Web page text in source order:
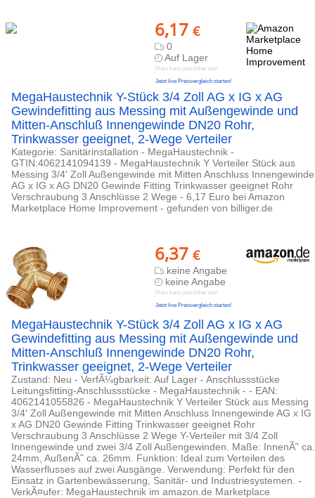
6,17 €
0
Auf Lager
Preis kann jetzt höher sein
Jetzt live Preisvergleich starten!
MegaHaustechnik Y-Stück 3/4 Zoll AG x IG x AG
Gewindefitting aus Messing mit Außengewinde und
Mitten-Anschluß Innengewinde DN20 Rohr,
Trinkwasser geeignet, 2-Wege Verteiler
Kategorie: Sanitärinstallation - MegaHaustechnik -
GTIN:4062141094139 - MegaHaustechnik Y Verteiler Stück aus
Messing 3/4' Zoll Außengewinde mit Mitten Anschluss Innengewinde
AG x IG x AG DN20 Gewinde Fitting Trinkwasser geeignet Rohr
Verschraubung 3 Anschlüsse 2 Wege - 6,17 Euro bei Amazon
Marketplace Home Improvement - gefunden von billiger.de
6,37 €
keine Angabe
keine Angabe
Preis kann jetzt höher sein
Jetzt live Preisvergleich starten!
MegaHaustechnik Y-Stück 3/4 Zoll AG x IG x AG
Gewindefitting aus Messing mit Außengewinde und
Mitten-Anschluß Innengewinde DN20 Rohr,
Trinkwasser geeignet, 2-Wege Verteiler
Zustand: Neu - VerfÃ¼gbarkeit: Auf Lager - Anschlussstücke
Leitungsfitting-Anschlussstücke - MegaHaustechnik - - EAN:
4062141055826 - MegaHaustechnik Y Verteiler Stück aus Messing
3/4' Zoll Außengewinde mit Mitten Anschluss Innengewinde AG x IG
x AG DN20 Gewinde Fitting Trinkwasser geeignet Rohr
Verschraubung 3 Anschlüsse 2 Wege Y-Verteiler mit 3/4 Zoll
Innengewinde und zwei 3/4 Zoll Außengewinden. Maße: InnenÃ˜ ca.
24mm, AußenÃ˜ ca. 26mm. Funktion: Ideal zum Verteilen des
Wasserflusses auf zwei Ausgänge. Verwendung: Perfekt für den
Einsatz in Gartenbewässerung, Sanitär- und Industriesystemen. -
VerkÃ¤ufer: MegaHaustechnik im amazon.de Marketplace